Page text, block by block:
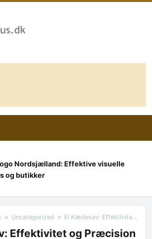
Nordsjælland: Effektive visuelle
og butikker
Uncategorized El Kædesav: Effektivitet og Præcision i Dit Havearbejde
Effektivitet og Præcision